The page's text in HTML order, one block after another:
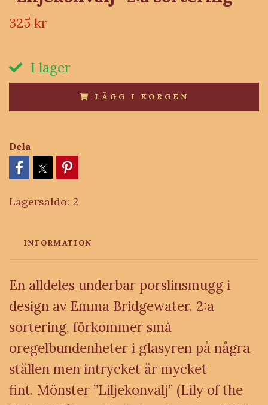
325 kr
I lager
LÄGG I KORGEN
Dela
Lagersaldo: 2
INFORMATION
En alldeles underbar porslinsmugg i
design av Emma Bridgewater. 2:a
sortering, förkommer små
oregelbundenheter i glasyren på några
ställen men intrycket är mycket
fint. Mönster ”Liljekonvalj” (Lily of the